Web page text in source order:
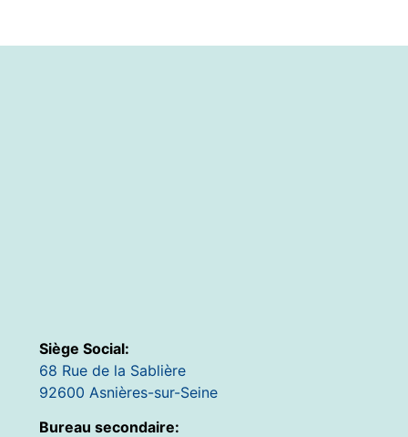
Siège Social:
68 Rue de la Sablière
92600 Asnières-sur-Seine
Bureau secondaire: